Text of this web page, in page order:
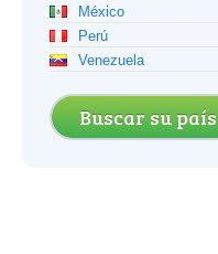
México
Perú
Venezuela
Buscar su país